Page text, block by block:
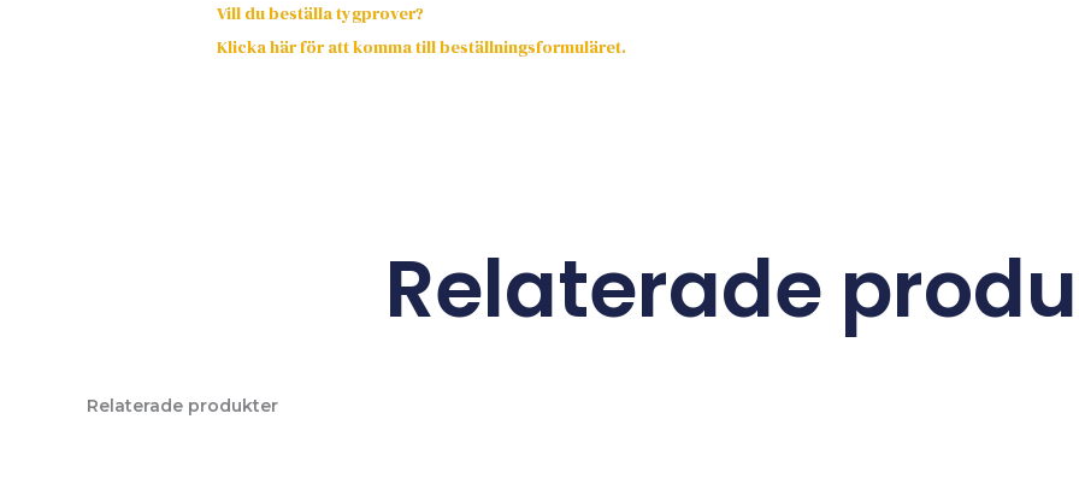
Vill du beställa tygprover?
Klicka här för att komma till beställningsformuläret.
Relaterade
Relaterade produkter